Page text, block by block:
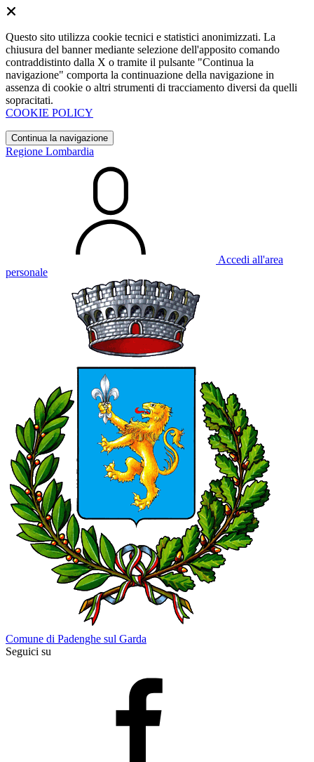
Questo sito utilizza cookie tecnici e statistici anonimizzati. La
chiusura del banner mediante selezione dell'apposito comando
contraddistinto dalla X o tramite il pulsante "Continua la
navigazione" comporta la continuazione della navigazione in
assenza di cookie o altri strumenti di tracciamento diversi da quelli
sopracitati.
COOKIE POLICY
Continua la navigazione
Regione Lombardia
Accedi all'area
personale
Comune di Padenghe sul Garda
Seguici su